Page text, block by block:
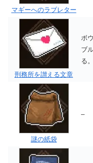
マギーへのラブレター
刑務所を讃える文章
ボ
ブ
る。
謎の紙袋
–